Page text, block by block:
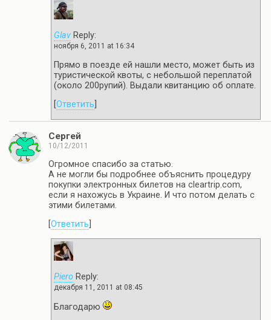
Glav Reply:
ноября 6, 2011 at 16:34
Прямо в поезде ей нашли место, может быть из
туристической квоты, с небольшой переплатой
(около 200рупий). Выдали квитанцию об оплате.
Ответить
Сергей
10/12/2011
Огромное спасибо за статью.
А не могли бы подробнее объяснить процедуру
покупки электронных билетов на cleartrip.com,
если я нахожусь в Украине. И что потом делать с
этими билетами.
Ответить
Piero Reply:
декабря 11, 2011 at 08:45
Благодарю